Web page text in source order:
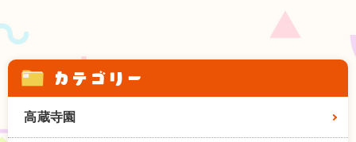
カテゴリー
高蔵寺園